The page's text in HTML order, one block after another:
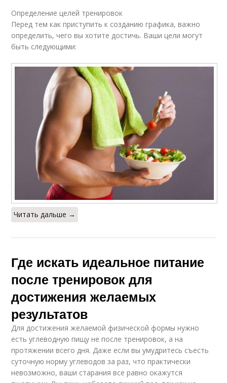
Определение целей тренировок
Перед тем как приступить к созданию графика, важно
определить, чего вы хотите достичь. Ваши цели могут
быть следующими:
Читать дальше →
Где искать идеальное питание
после тренировок для
достижения желаемых
результатов
Для достижения желаемой физической формы нужно
есть углеводную пищу не после тренировок, а на
протяжении всего дня. Даже если вы умудритесь съесть
суточную норму углеводов за раз, что практически
невозможно, ваши старания все равно окажутся